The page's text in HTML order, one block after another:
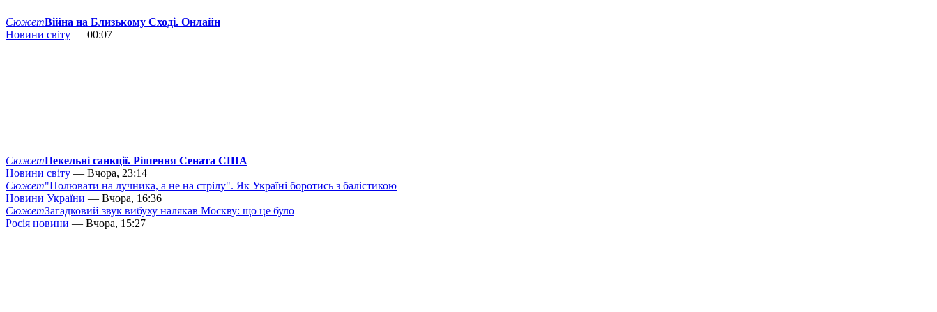
СюжетВійна на Близькому Сході. Онлайн
Новини світу — 00:07
СюжетПекельні санкції. Рішення Сената США
Новини світу — Вчора, 23:14
Сюжет"Полювати на лучника, а не на стрілу". Як Україні боротись з балістикою
Новини України — Вчора, 16:36
СюжетЗагадковий звук вибуху налякав Москву: що це було
Росія новини — Вчора, 15:27